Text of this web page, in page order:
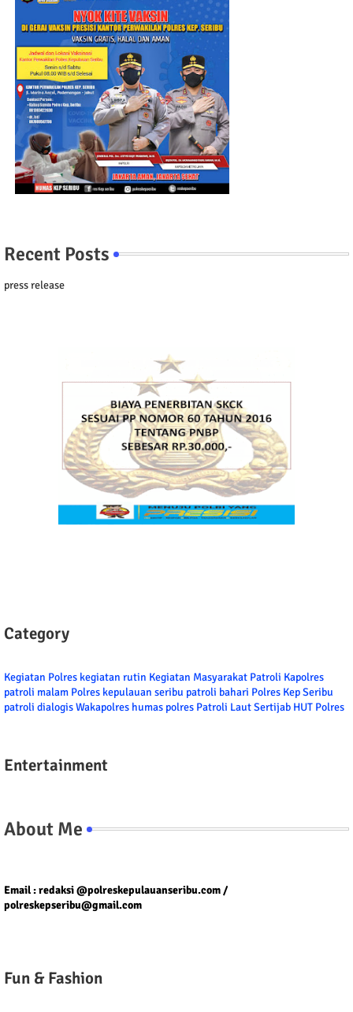
Recent Posts
press release
Category
Kegiatan Polres kegiatan rutin Kegiatan Masyarakat Patroli Kapolres
patroli malam Polres kepulauan seribu patroli bahari Polres Kep Seribu
patroli dialogisWakapolres humas polres Patroli LautSertijab HUT Polres
Entertainment
About Me
Email : redaksi @polreskepulauanseribu.com /
polreskepseribu@gmail.com
Fun & Fashion